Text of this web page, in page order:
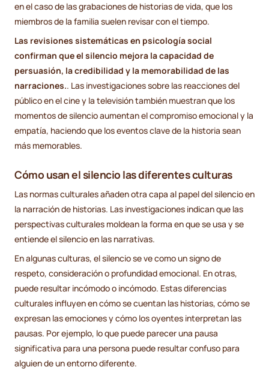
en el caso de las grabaciones de historias de vida, que los
miembros de la familia suelen revisar con el tiempo.
Las revisiones sistemáticas en psicología social
confirman que el silencio mejora la capacidad de
persuasión, la credibilidad y la memorabilidad de las
narraciones.. Las investigaciones sobre las reacciones del
público en el cine y la televisión también muestran que los
momentos de silencio aumentan el compromiso emocional y la
empatía, haciendo que los eventos clave de la historia sean
más memorables.
Cómo usan el silencio las diferentes culturas
Las normas culturales añaden otra capa al papel del silencio en
la narración de historias. Las investigaciones indican que las
perspectivas culturales moldean la forma en que se usa y se
entiende el silencio en las narrativas.
En algunas culturas, el silencio se ve como un signo de
respeto, consideración o profundidad emocional. En otras,
puede resultar incómodo o incómodo. Estas diferencias
culturales influyen en cómo se cuentan las historias, cómo se
expresan las emociones y cómo los oyentes interpretan las
pausas. Por ejemplo, lo que puede parecer una pausa
significativa para una persona puede resultar confuso para
alguien de un entorno diferente.